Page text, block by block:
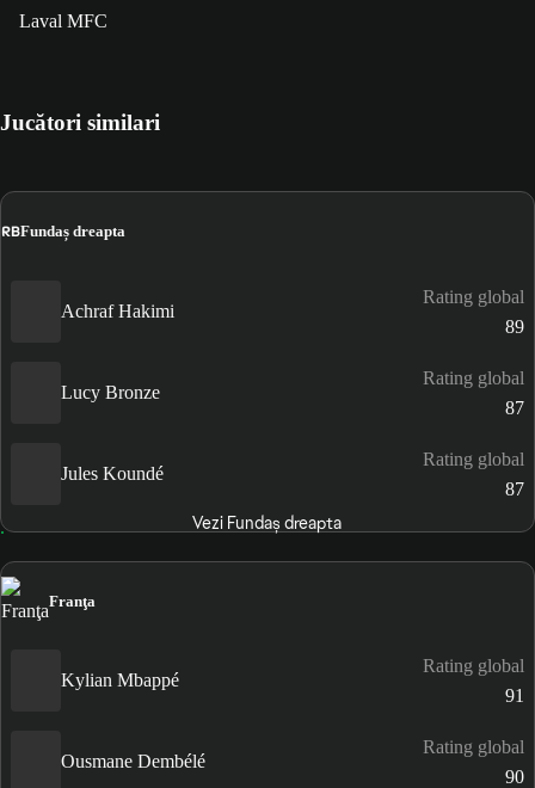
Laval MFC
Jucători similari
RBFundaș dreapta
Achraf Hakimi
Rating global
89
Lucy Bronze
Rating global
87
Jules Koundé
Rating global
87
Vezi Fundaș dreapta
Franţa
Kylian Mbappé
Rating global
91
Ousmane Dembélé
Rating global
90